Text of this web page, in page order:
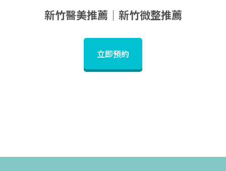
新竹醫美推薦｜新竹微整推薦
立即預約